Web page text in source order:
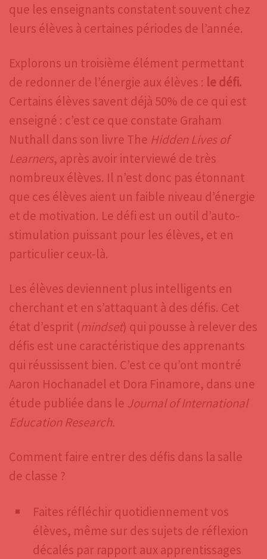
que les enseignants constatent souvent chez
leurs élèves à certaines périodes de l’année.
Explorons un troisième élément permettant
de redonner de l’énergie aux élèves : le défi.
Certains élèves savent déjà 50% de ce qui est
enseigné : c’est ce que constate Graham
Nuthall dans son livre The Hidden Lives of
Learners, après avoir interviewé de très
nombreux élèves. Il n’est donc pas étonnant
que ces élèves aient un faible niveau d’énergie
et de motivation. Le défi est un outil d’auto-
stimulation puissant pour les élèves, et en
particulier ceux-là.
Les élèves deviennent plus intelligents en
cherchant et en s’attaquant à des défis. Cet
état d’esprit (mindset) qui pousse à relever des
défis est une caractéristique des apprenants
qui réussissent bien. C’est ce qu’ont montré
Aaron Hochanadel et Dora Finamore, dans une
étude publiée dans le Journal of International
Education Research.
Comment faire entrer des défis dans la salle
de classe ?
Faites réfléchir quotidiennement vos
élèves, même sur des sujets de réflexion
décalés par rapport aux apprentissages